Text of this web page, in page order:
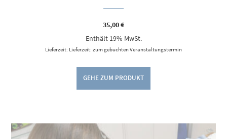
35,00€
Enthält 19% MwSt.
Lieferzeit: Lieferzeit: zum gebuchten Veranstaltungstermin
GEHE ZUM PRODUKT